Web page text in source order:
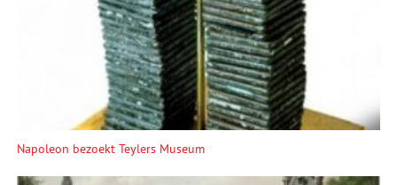
Napoleon bezoekt Teylers Museum